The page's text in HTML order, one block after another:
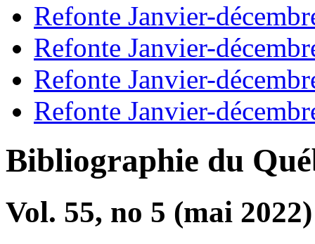
Refonte Janvier-
Refonte Janvier-
Refonte Janvier-
Refonte Janvier-
Bibliographie du
Vol. 55, no 5 (mai 2022)